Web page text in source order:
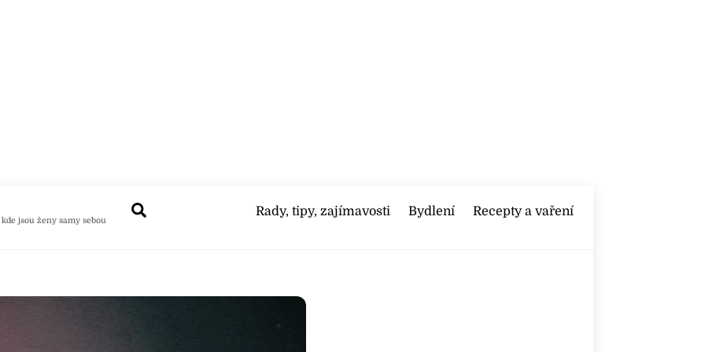
kde jsou ženy samy sebou
Rady, tipy, zajímavosti Bydlení Recepty a vaření